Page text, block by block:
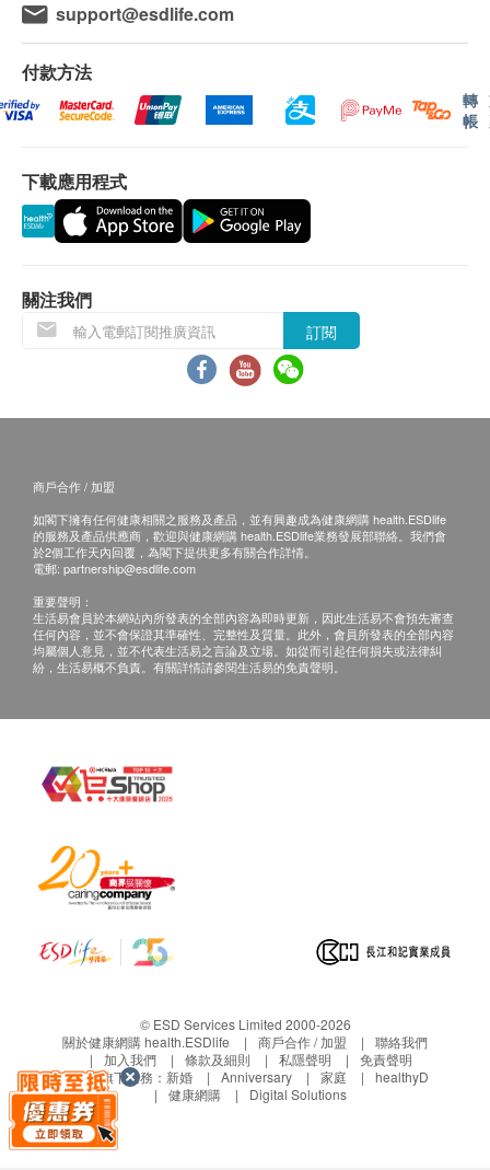
培力®致力追求卓越和品質，配合現代化及高度自動
中文大學藥劑學院共同研發
近年的科學研究及臨床實驗証實雲芝能提升病者的免
疫功能，有助身體對抗頑疾。安固生®與香港中文大
床前研究
五年的藥效和臨床前研究，取得令人鼓舞的成果，發
現雲芝中可被身體吸收的活性成分*可吸收肽葡聚醣
顯著藥用療效
含可吸收肽葡聚醣 (APG)
臨床前研究證實APG分子比傳統雲芝提取物細小，
有助刺激白血球、骨髓細胞和巨噬細胞等免疫細胞
增生，功效比同類產品高出3 至 6倍
升骨髓免疫細胞水平
冷凍乾燥技術
安固生®獨有的冷凍乾燥技術獲得美國和英國專利
(US7048932B2，GB2407321B)
無菌、真空及冷凍乾燥的極嚴格環境下，確保安固
受熱力或微生物等因素而被分解或破壞
分子精細水溶性高
科研證實APG相對精細，水溶性高，有效成份更容
易被身體吸收，藥效發揮更佳
support@esdlife.com
付款方法
轉
帳
下載應用程式
關注我們
訂閱
商戶合作 / 加盟
如閣下擁有任何健康相關之服務及產品，並有興趣成為健康網購 health.ESDlife
的服務及產品供應商，歡迎與健康網購 health.ESDlife業務發展部聯絡。我們會
於2個工作天內回覆，為閣下提供更多有關合作詳情。
電郵: partnership@esdlife.com
重要聲明：
生活易會員於本網站內所發表的全部內容為即時更新，因此生活易不會預先審查
任何內容，並不會保證其準確性、完整性及質量。此外，會員所發表的全部內容
均屬個人意見，並不代表生活易之言論及立場。如從而引起任何損失或法律糾
紛，生活易概不負責。有關詳情請參閱生活易的免責聲明。
© ESD Services Limited 2000-2026
關於健康網購 health.ESDlife
商戶合作 / 加盟
聯絡我們
加入我們
條款及細則 私隱聲明
免責聲明
生活易旗下業務： 新婚 Anniversary 家庭
healthyD
健康網購
Digital Solutions